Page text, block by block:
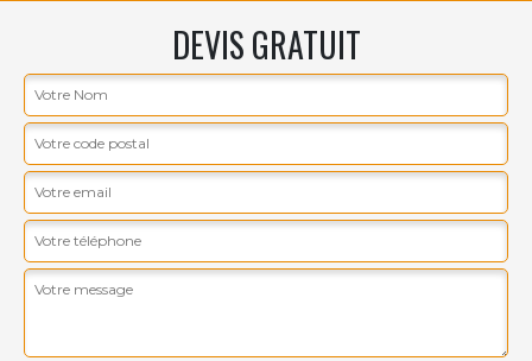
DEVIS GRATUIT